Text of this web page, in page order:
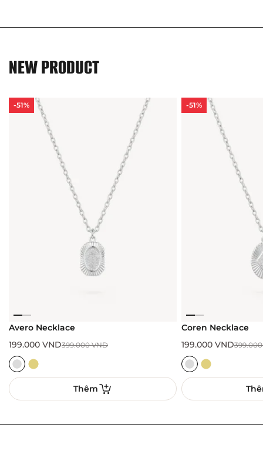
NEW PRODUCT
-51%
Avero Necklace
399.000VND
199.000 VND
Thêm
-51%
Coren Necklace
199.000 VND